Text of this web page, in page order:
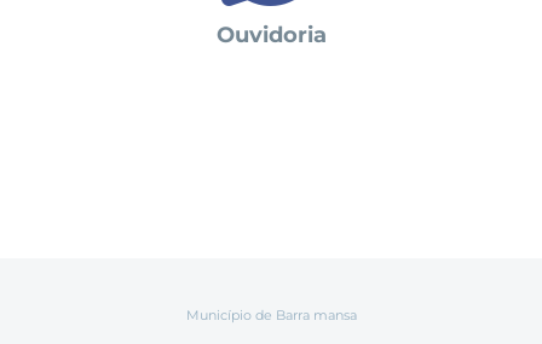
Ouvidoria
Município de Barra mansa